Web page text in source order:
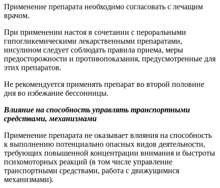
Применение препарата необходимо согласовать с лечащим
врачом.
При применении настоя в сочетании с пероральными
гипогликемическими лекарственными препаратами,
инсулином следует соблюдать правила приема, меры
предосторожности и противопоказания, предусмотренные для
этих препаратов.
Не рекомендуется применять препарат во второй половине
дня во избежание бессонницы.
Влияние на способность управлять транспортными
средствами, механизмами
Применение препарата не оказывает влияния на способность
к выполнению потенциально опасных видов деятельности,
требующих повышенной концентрации внимания и быстроты
психомоторных реакций (в том числе управление
транспортными средствами, работа с движущимися
механизмами).